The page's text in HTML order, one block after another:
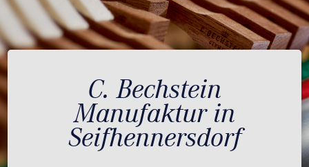
C. Bechstein
Manufaktur in
Seifhennersdorf